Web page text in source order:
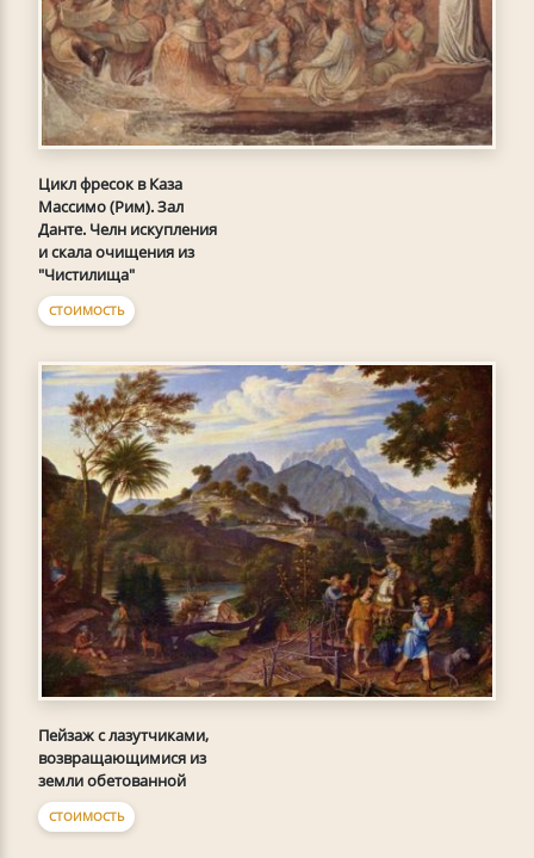
Цикл фресок в Каза
Массимо (Рим). Зал
Данте. Челн искупления
и скала очищения из
"Чистилища"
СТОИМОСТЬ
Пейзаж с лазутчиками,
возвращающимися из
земли обетованной
СТОИМОСТЬ